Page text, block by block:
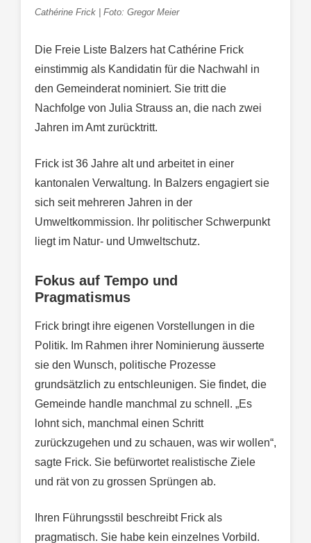
Cathérine Frick | Foto: Gregor Meier
Die Freie Liste Balzers hat Cathérine Frick
einstimmig als Kandidatin für die Nachwahl in
den Gemeinderat nominiert. Sie tritt die
Nachfolge von Julia Strauss an, die nach zwei
Jahren im Amt zurücktritt.
Frick ist 36 Jahre alt und arbeitet in einer
kantonalen Verwaltung. In Balzers engagiert sie
sich seit mehreren Jahren in der
Umweltkommission. Ihr politischer Schwerpunkt
liegt im Natur- und Umweltschutz.
Fokus auf Tempo und
Pragmatismus
Frick bringt ihre eigenen Vorstellungen in die
Politik. Im Rahmen ihrer Nominierung äusserte
sie den Wunsch, politische Prozesse
grundsätzlich zu entschleunigen. Sie findet, die
Gemeinde handle manchmal zu schnell. „Es
lohnt sich, manchmal einen Schritt
zurückzugehen und zu schauen, was wir wollen“,
sagte Frick. Sie befürwortet realistische Ziele
und rät von zu grossen Sprüngen ab.
Ihren Führungsstil beschreibt Frick als
pragmatisch. Sie habe kein einzelnes Vorbild.